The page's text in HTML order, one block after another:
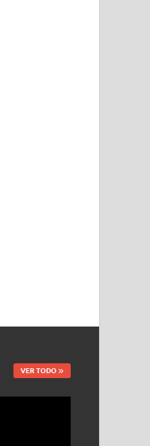
VER TODO